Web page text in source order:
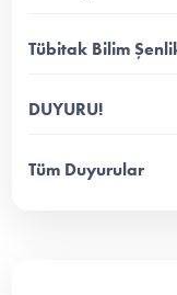
Tübitak Bilim
DUYURU!
Tüm Duyurular